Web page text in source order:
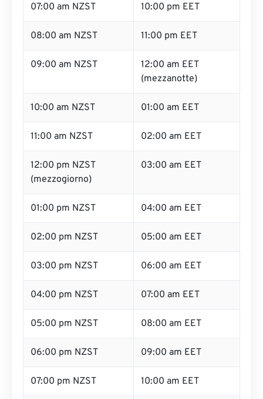
07:00 am NZST 10:00 pm EET
08:00 am NZST 11:00 pm EET
09:00 am NZST
12:00 am EET
(mezzanotte)
10:00 am NZST 01:00 am EET
11:00 am NZST 02:00 am EET
12:00 pm NZST
(mezzogiorno)
03:00 am EET
01:00 pm NZST 04:00 am EET
02:00 pm NZST 05:00 am EET
03:00 pm NZST 06:00 am EET
04:00 pm NZST 07:00 am EET
05:00 pm NZST 08:00 am EET
06:00 pm NZST 09:00 am EET
07:00 pm NZST 10:00 am EET